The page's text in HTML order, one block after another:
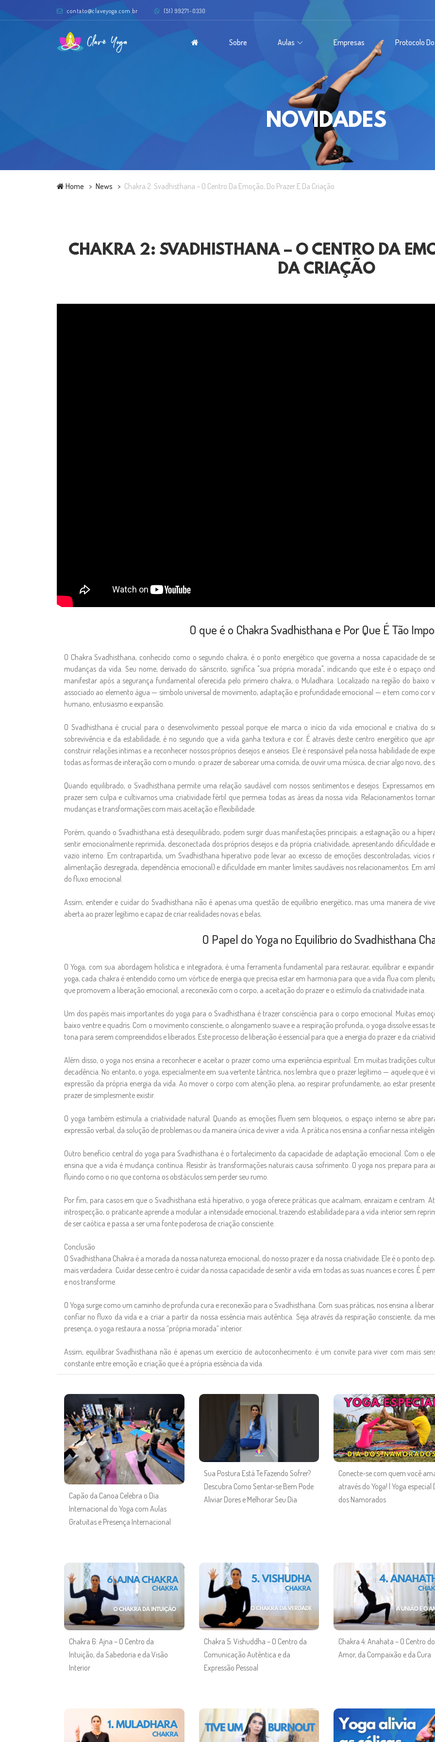
NOVIDADES
Home News Chakra 2: Svadhisthana – O Centro Da Emoção, Do Prazer E Da Criação
CHAKRA 2: SVADHISTHANA – O CENTRO DA
DA CRIAÇÃO
O que é o Chakra Svadhisthana e Por Que É Tão
O Chakra Svadhisthana, conhecido como o segundo chakra, é o ponto energético que governa a nossa capacidade de
mudanças da vida. Seu nome, derivado do sânscrito, significa "sua própria morada", indicando que este é o espaço
manifestar após a segurança fundamental oferecida pelo primeiro chakra, o Muladhara. Localizado na região do baixo
associado ao elemento água — símbolo universal de movimento, adaptação e profundidade emocional — e tem como cor
humano, entusiasmo e expansão.
O Svadhisthana é crucial para o desenvolvimento pessoal porque ele marca o início da vida emocional e criativa
sobrevivência e da estabilidade, é no segundo que a vida ganha textura e cor. É através deste centro energético que
construir relações íntimas e a reconhecer nossos próprios desejos e anseios. Ele é responsável pela nossa habilidade de
todas as formas de interação com o mundo: o prazer de saborear uma comida, de ouvir uma música, de criar algo novo, de
Quando equilibrado, o Svadhisthana permite uma relação saudável com nossos sentimentos e desejos. Expressamos
prazer sem culpa e cultivamos uma criatividade fértil que permeia todas as áreas da nossa vida. Relacionamentos
mudanças e transformações com mais aceitação e flexibilidade.
Porém, quando o Svadhisthana está desequilibrado, podem surgir duas manifestações principais: a estagnação ou a
sentir emocionalmente reprimida, desconectada dos próprios desejos e da própria criatividade, apresentando dificuldade
vazio interno. Em contrapartida, um Svadhisthana hiperativo pode levar ao excesso de emoções descontroladas, vícios
alimentação desregrada, dependência emocional) e dificuldade em manter limites saudáveis nos relacionamentos. Em
do fluxo emocional.
Assim, entender e cuidar do Svadhisthana não é apenas uma questão de equilíbrio energético, mas uma maneira de
aberta ao prazer legítimo e capaz de criar realidades novas e belas.
O Papel do Yoga no Equilíbrio do Svadhisthana
O Yoga, com sua abordagem holística e integradora, é uma ferramenta fundamental para restaurar, equilibrar e
yoga, cada chakra é entendido como um vórtice de energia que precisa estar em harmonia para que a vida flua com
que promovem a liberação emocional, a reconexão com o corpo, a aceitação do prazer e o estímulo da criatividade inata.
Um dos papéis mais importantes do yoga para o Svadhisthana é trazer consciência para o corpo emocional. Muitas
baixo ventre e quadris. Com o movimento consciente, o alongamento suave e a respiração profunda, o yoga dissolve essas
tona para serem compreendidos e liberados. Este processo de liberação é essencial para que a energia do prazer e da
Além disso, o yoga nos ensina a reconhecer e aceitar o prazer como uma experiência espiritual. Em muitas tradições
decadência. No entanto, o yoga, especialmente em sua vertente tântrica, nos lembra que o prazer legítimo — aquele que é
expressão da própria energia da vida. Ao mover o corpo com atenção plena, ao respirar profundamente, ao estar
prazer de simplesmente existir.
O yoga também estimula a criatividade natural. Quando as emoções fluem sem bloqueios, o espaço interno se abre
expressão verbal, da solução de problemas ou da maneira única de viver a vida. A prática nos ensina a confiar nessa
Outro benefício central do yoga para Svadhisthana é o fortalecimento da capacidade de adaptação emocional. Com o
ensina que a vida é mudança contínua. Resistir às transformações naturais causa sofrimento. O yoga nos prepara para
fluindo como o rio que contorna os obstáculos sem perder seu rumo.
Por fim, para casos em que o Svadhisthana está hiperativo, o yoga oferece práticas que acalmam, enraízam e centram.
introspecção, o praticante aprende a modular a intensidade emocional, trazendo estabilidade para a vida interior sem
de ser caótica e passa a ser uma fonte poderosa de criação consciente.
Conclusão
O Svadhisthana Chakra é a morada da nossa natureza emocional, do nosso prazer e da nossa criatividade. Ele é o ponto
mais verdadeira. Cuidar desse centro é cuidar da nossa capacidade de sentir a vida em todas as suas nuances e cores. É
e nos transforme.
O Yoga surge como um caminho de profunda cura e reconexão para o Svadhisthana. Com suas práticas, nos ensina a
confiar no fluxo da vida e a criar a partir da nossa essência mais autêntica. Seja através da respiração consciente, da
presença, o yoga restaura a nossa “própria morada” interior.
Assim, equilibrar Svadhisthana não é apenas um exercício de autoconhecimento: é um convite para viver com mais
constante entre emoção e criação que é a própria essência da vida.
Capão da Canoa Celebra o Dia
Internacional do Yoga com Aulas
Gratuitas e Presença Internacional
Sua Postura Está Te Fazendo Sofrer?
Descubra Como Sentar-se Bem Pode
Aliviar Dores e Melhorar Seu Dia
Conecte-se com quem você
através do Yoga! | Yoga especial
dos Namorados
Chakra 6: Ajna – O Centro da
Intuição, da Sabedoria e da Visão
Interior
Chakra 5: Vishuddha – O Centro da
Comunicação Autêntica e da
Expressão Pessoal
Chakra 4: Anahata – O Centro do
Amor, da Compaixão e da Cura
contato@claveyoga.com.br (51) 99271-0330
Sobre Aulas Empresas Protocolo